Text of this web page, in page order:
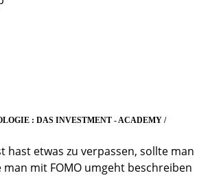
: DAS INVESTMENT - ACADEMY /
hast etwas zu verpassen, sollte man
man mit FOMO umgeht beschreiben